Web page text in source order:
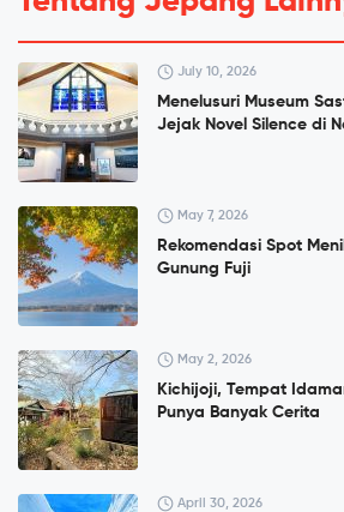
July 10, 2026
Menelusuri Museum
Jejak Novel Silence di
May 7, 2026
Rekomendasi Spot
Gunung Fuji
May 2, 2026
Kichijoji, Tempat
Punya Banyak Cerita
April 30, 2026